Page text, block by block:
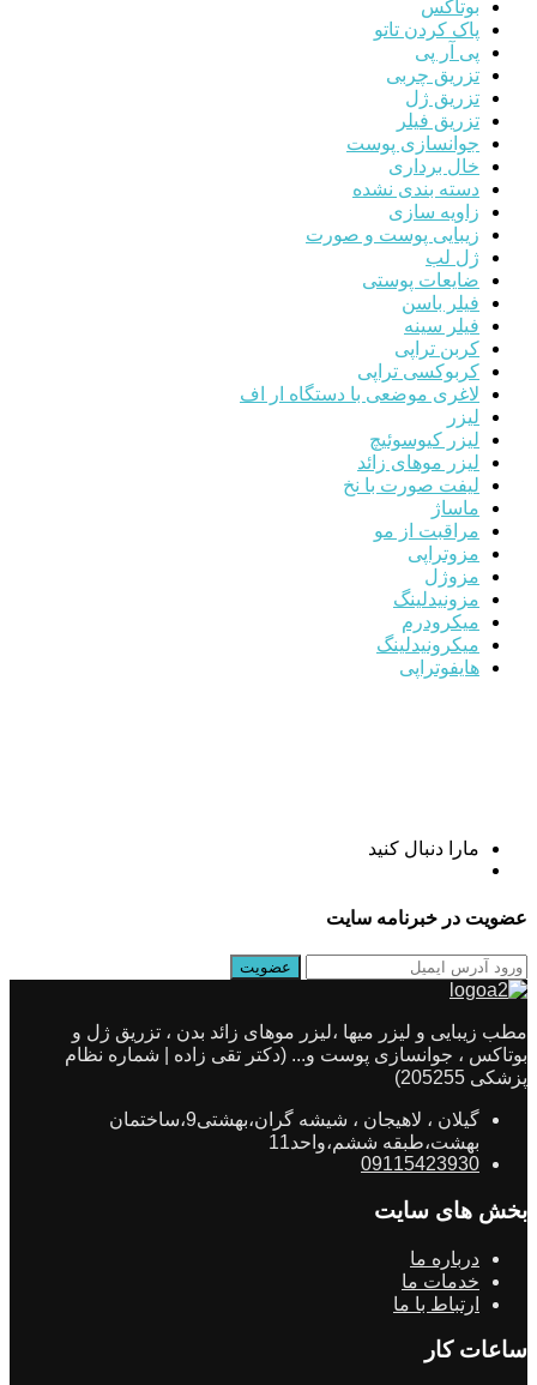
بوتاکس
پاک کردن تاتو
پی آر پی
تزریق چربی
تزریق ژل
تزریق فیلر
جوانسازی پوست
خال برداری
دسته بندی نشده
زاویه سازی
زیبایی پوست و صورت
ژل لب
ضایعات پوستی
فیلر باسن
فیلر سینه
کربن تراپی
کربوکسی تراپی
لاغری موضعی با دستگاه ار اف
لیزر
لیزر کیوسوئیچ
لیزر موهای زائد
لیفت صورت با نخ
ماساژ
مراقبت از مو
مزوتراپی
مزوژل
مزونیدلینگ
میکرودرم
میکرونیدلینگ
هایفوتراپی
مارا دنبال کنید
عضویت در خبرنامه سایت
مطب زیبایی و لیزر میها ،لیزر موهای زائد بدن ، تزریق ژل و
بوتاکس ، جوانسازی پوست و... (دکتر تقی زاده | شماره نظام
پزشکی 205255)
گیلان ، لاهیجان ، شیشه گران،بهشتی9،ساختمان
بهشت،طبقه ششم،واحد11
09115423930
بخش های سایت
درباره ما
خدمات ما
ارتباط با ما
ساعات کار